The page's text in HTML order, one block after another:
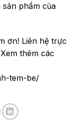
phẩm của
ơn! Liên hệ trực
thêm các
tem-be/